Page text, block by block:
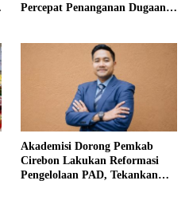
Percepat Penanganan Dugaan
Akademisi Dorong Pemkab
Cirebon Lakukan Reformasi
Pengelolaan PAD, Tekankan